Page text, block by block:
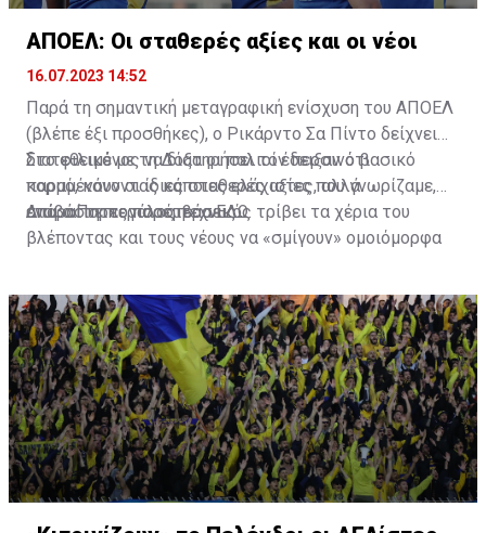
ΑΠΟΕΛ: Οι σταθερές αξίες και οι νέοι
16.07.2023 14:52
Παρά τη σημαντική μεταγραφική ενίσχυση του ΑΠΟΕΛ
(βλέπε έξι προσθήκες), ο Ρικάρντο Σα Πίντο δείχνει
διατεθειμένος να διατηρήσει τον περσινό βασικό
κορμό, κάνοντας κάποιες ελάχιστες, αλλά
απαραίτητες παρεμβάσεις.
Στο φιλικό με τη Δόξα οι παλιοί έδειξαν ότι
παραμένουν οι ίδιες σταθερές αξίες που γνωρίζαμε,
ενώ ο Πορτογάλος τεχνικός τρίβει τα χέρια του
βλέποντας και τους νέους να «σμίγουν» ομοιόμορφα
Διαβάστε περισσότεραΕΔΩ.